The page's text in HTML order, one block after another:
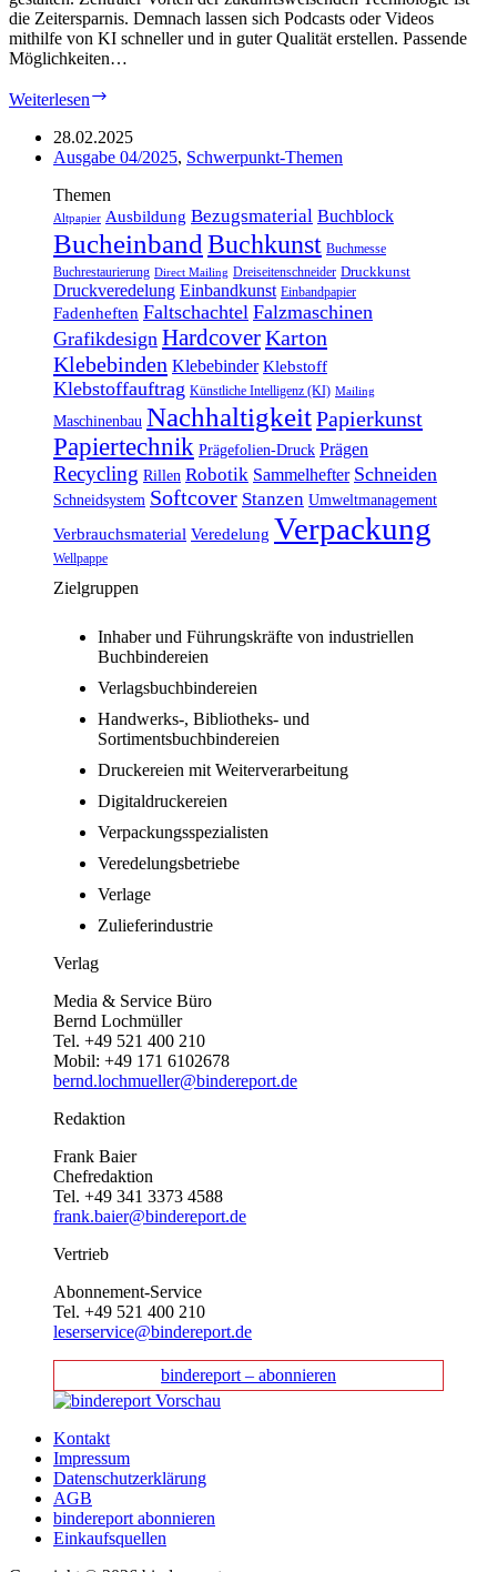
die Zeitersparnis. Demnach lassen sich Podcasts oder Videos
mithilfe von KI schneller und in guter Qualität erstellen. Passende
Möglichkeiten…
Weiterlesen
lernen
mit
Tools
28.02.2025
Ausgabe 04/2025, Schwerpunkt-Themen
Themen
Altpapier Ausbildung Bezugsmaterial Buchblock
BucheinbandBuchkunst Buchmesse
Buchrestaurierung Direct Mailing Dreiseitenschneider Druckkunst
Druckveredelung Einbandkunst Einbandpapier
Fadenheften Faltschachtel Falzmaschinen
Grafikdesign HardcoverKarton
Klebebinden Klebebinder Klebstoff
Klebstoffauftrag Künstliche Intelligenz (KI) Mailing
Maschinenbau NachhaltigkeitPapierkunst
Papiertechnik Prägefolien-Druck Prägen
Recycling Rillen Robotik Sammelhefter Schneiden
Schneidsystem Softcover Stanzen Umweltmanagement
Verbrauchsmaterial Veredelung Verpackung
Wellpappe
Zielgruppen
Inhaber und Führungskräfte von industriellen
Buchbindereien
Verlagsbuchbindereien
Handwerks-, Bibliotheks- und
Sortimentsbuchbindereien
Druckereien mit Weiterverarbeitung
Digitaldruckereien
Verpackungsspezialisten
Veredelungsbetriebe
Verlage
Zulieferindustrie
Verlag
Media & Service Büro
Bernd Lochmüller
Tel. +49 521 400 210
Mobil: +49 171 6102678
bernd.lochmueller@bindereport.de
Redaktion
Frank Baier
Chefredaktion
Tel. +49 341 3373 4588
frank.baier@bindereport.de
Vertrieb
Abonnement-Service
Tel. +49 521 400 210
leserservice@bindereport.de
bindereport – abonnieren
Kontakt
Impressum
Datenschutzerklärung
AGB
bindereport abonnieren
Einkaufsquellen